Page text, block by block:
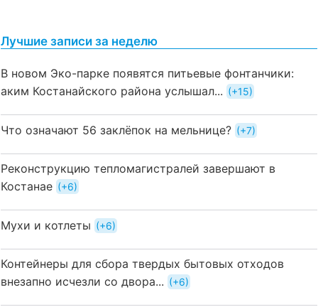
Лучшие записи за неделю
В новом Эко-парке появятся питьевые фонтанчики:
аким Костанайского района услышал...
+15
Что означают 56 заклёпок на мельнице? +7
Реконструкцию тепломагистралей завершают в
Костанае
+6
Мухи и котлеты +6
Контейнеры для сбора твердых бытовых отходов
внезапно исчезли со двора...
+6